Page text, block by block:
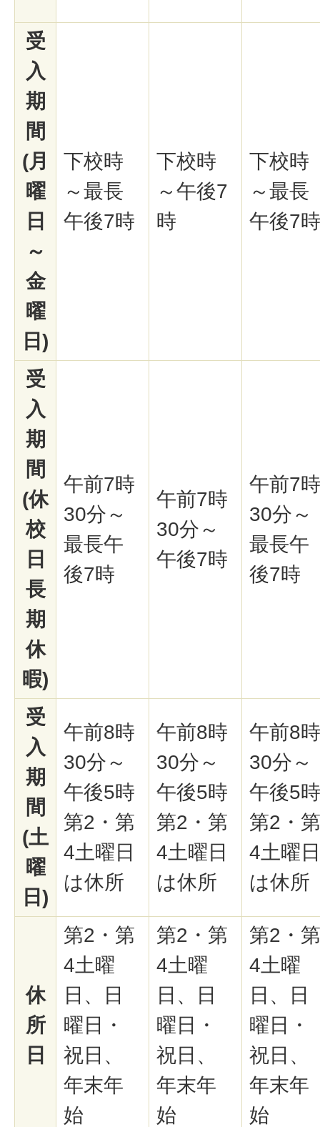
受
入
期
間
(月
曜
日
～
金
曜
日)
下校時
～最長
午後7時
下校時
～午後7
時
下校時
～最長
午後7時
受
入
期
間
(休
校
日
長
期
休
暇)
午前7時
30分～
最長午
後7時
午前7時
30分～
午後7時
午前7時
30分～
最長午
後7時
受
入
期
間
(土
曜
日)
午前8時
30分～
午後5時
第2・第
4土曜日
は休所
午前8時
30分～
午後5時
第2・第
4土曜日
は休所
午前8時
30分～
午後5時
第2・第
4土曜日
は休所
休
所
日
第2・第
4土曜
日、日
曜日・
祝日、
年末年
始
第2・第
4土曜
日、日
曜日・
祝日、
年末年
始
第2・第
4土曜
日、日
曜日・
祝日、
年末年
始